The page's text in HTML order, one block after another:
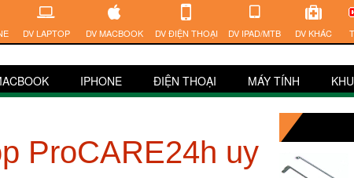
DV LAPTOP DV MACBOOK DV ĐIỆN THOẠI DV IPAD/MTB DV KHÁC
IPHONE ĐIỆN THOẠI MÁY TÍNH
ProCARE24h uy